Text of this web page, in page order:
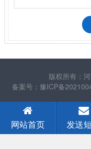
版权所有：
备案号：豫ICP备
网站首页 发送